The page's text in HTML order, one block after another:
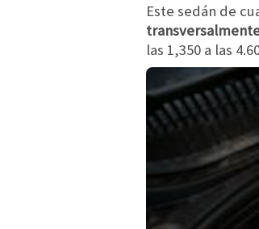
Este sedán de
las 1,350 a las